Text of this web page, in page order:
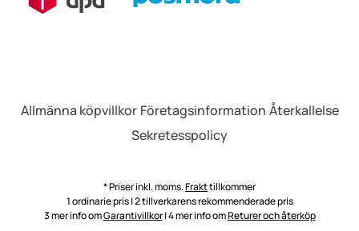
Allmänna köpvillkor Företagsinformation Återkallelse
Sekretesspolicy
* Priser inkl. moms.Frakttillkommer
1 ordinarie pris | 2 tillverkarens rekommenderade pris
3 mer info omGarantivillkor| 4 mer info omReturer och återköp